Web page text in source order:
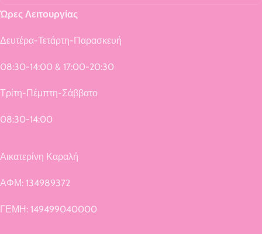
Ώρες Λειτουργίας
Δευτέρα-Τετάρτη-Παρασκευή
08:30-14:00 & 17:00-20:30
Τρίτη-Πέμπτη-Σάββατο
08:30-14:00
Αικατερίνη Καραλή
ΑΦΜ: 134989372
ΓΕΜΗ: 149499040000